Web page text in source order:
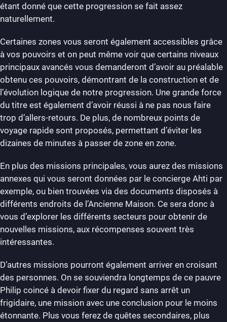
étant donné que cette progression se fait assez
naturellement.
Certaines zones vous seront également accessibles grâce
à vos pouvoirs et on peut même voir que certains niveaux
principaux avancés vous demanderont d’avoir au préalable
obtenu ces pouvoirs, démontrant de la construction et de
l’évolution logique de notre progression. Une grande force
du titre est également d’avoir réussi à ne pas nous faire
trop d’allers-retours. De plus, de nombreux points de
voyage rapide sont proposés, permettant d’éviter les
dizaines de minutes à passer de zone en zone.
En plus des missions principales, vous aurez des missions
annexes qui vous seront données par le concierge Ahti par
exemple, ou bien trouvées via des documents disposés à
différents endroits de l’Ancienne Maison. Ce sera donc à
vous d’explorer les différents secteurs pour obtenir de
nouvelles missions, aux récompenses souvent très
intéressantes.
D’autres missions pourront également arriver en croisant
des personnes. On se souviendra longtemps de ce pauvre
Philip coincé à devoir fixer du regard sans arrêt un
frigidaire, une mission avec une conclusion pour le moins
étonnante. Plus vous ferez de quêtes secondaires, plus